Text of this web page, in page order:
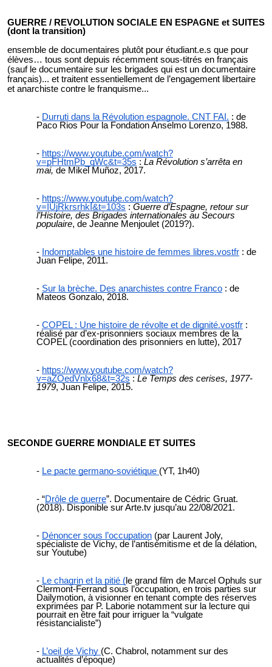
GUERRE / REVOLUTION SOCIALE EN ESPAGNE et SUITES
(dont la transition)
ensemble de documentaires plutôt pour étudiant.e.s que pour
élèves… tous sont depuis récemment sous-titrés en français
(sauf le documentaire sur les brigades qui est un documentaire
français)... et traitent essentiellement de l’engagement libertaire
et anarchiste contre le franquisme...
Durruti dans la Révolution espagnole. CNT FAI. : de
Paco Rios Pour la Fondation Anselmo Lorenzo, 1988.
https://www.youtube.com/watch?
v=pFHtmPb_qWc&t=35s : La Révolution s’arrêta en
mai, de Mikel Muñoz, 2017.
https://www.youtube.com/watch?
v=IUjRkrsrhkI&t=103s : Guerre d’Espagne, retour sur
l’Histoire, des Brigades internationales au Secours
populaire, de Jeanne Menjoulet (2019?).
Indomptables une histoire de femmes libres.vostfr : de
Juan Felipe, 2011.
Sur la brèche. Des anarchistes contre Franco : de
Mateos Gonzalo, 2018.
COPEL : Une histoire de révolte et de dignité.vostfr :
réalisé par d’ex-prisonniers sociaux membres de la
COPEL (coordination des prisonniers en lutte), 2017
https://www.youtube.com/watch?
v=aZOedVnlx68&t=32s : Le Temps des cerises, 1977-
1979, Juan Felipe, 2015.
SECONDE GUERRE MONDIALE ET SUITES
Le pacte germano-soviétique (YT, 1h40)
“Drôle de guerre”. Documentaire de Cédric Gruat.
(2018). Disponible sur Arte.tv jusqu’au 22/08/2021.
Dénoncer sous l’occupation (par Laurent Joly,
spécialiste de Vichy, de l’antisémitisme et de la délation,
sur Youtube)
Le chagrin et la pitié (le grand film de Marcel Ophuls sur
Clermont-Ferrand sous l’occupation, en trois parties sur
Dailymotion, à visionner en tenant compte des réserves
exprimées par P. Laborie notamment sur la lecture qui
pourrait en être fait pour irriguer la “vulgate
résistancialiste”)
L’oeil de Vichy (C. Chabrol, notamment sur des
actualités d’époque)